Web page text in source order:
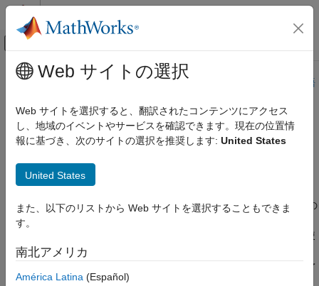
コンテンツへスキップ
オフキャンバス ナビゲーション メ
ドキュメンテーションのホーム
Aerospace Toolbox
軌道と姿勢を可視化する
カテゴリ
フライトシミュレータのインターフェース
MATLAB に基づいたアニメーション
クラシックなバーチャルリアリティアニメ
ーション
アンリアルエンジン3D環境
飛行計器
メインコンテンツ
このページは機械翻訳を使用して翻訳されました。最新版の英語
クラシックなバーチャルリアリテ
ィアニメーション
®
クラシック バーチャル リアリティ ワールドは、Epic Games
の
仮想現実世界を構築し、モデルをインポートし、VRML 形式を使
用して仮想現実世界を MATLAB
るようにする関数とブロックは、将来のリリースで削除される予
定です。代わりに、アンリアルエンジン3D環境
Web サイトの選択
Web サイトを選択すると、翻訳されたコンテンツにアクセス
し、地域のイベントやサービスを確認できます。現在の位置情
報に基づき、次のサイトの選択を推奨します: United States
United States
また、以下のリストから Web サイトを選択することもできま
す。
南北アメリカ
América Latina (Español)